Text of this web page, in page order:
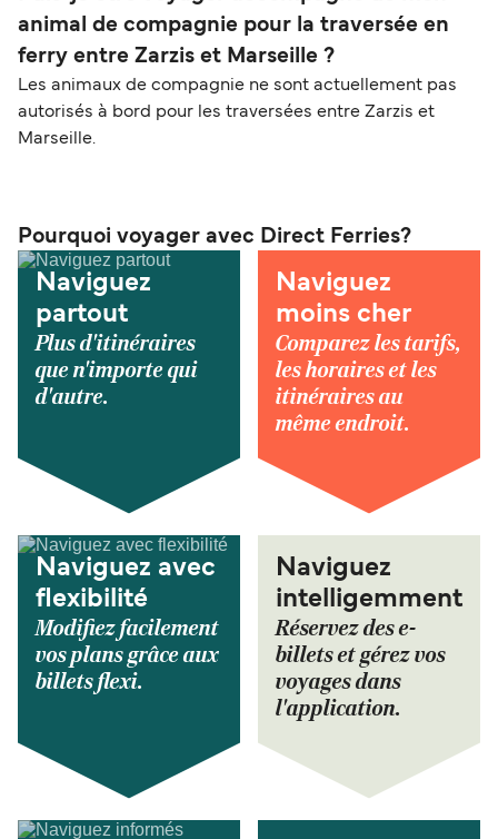
animal de compagnie pour la traversée en
ferry entre Zarzis et Marseille ?
Les animaux de compagnie ne sont actuellement pas
autorisés à bord pour les traversées entre Zarzis et
Marseille.
Pourquoi voyager avec Direct Ferries?
Naviguez
partout
Plus d'itinéraires
que n'importe qui
d'autre.
Naviguez
moins cher
Comparez les tarifs,
les horaires et les
itinéraires au
même endroit.
Naviguez avec
flexibilité
Modifiez facilement
vos plans grâce aux
billets flexi.
Naviguez
intelligemment
Réservez des e-
billets et gérez vos
voyages dans
l'application.